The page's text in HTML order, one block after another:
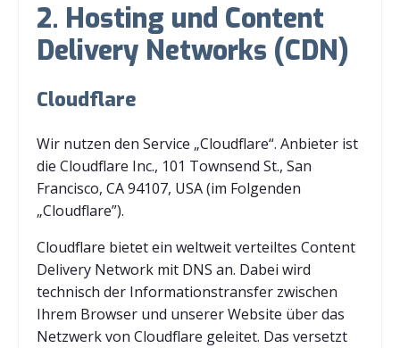
2. Hosting und Content
Delivery Networks (CDN)
Cloudflare
Wir nutzen den Service „Cloudflare“. Anbieter ist
die Cloudflare Inc., 101 Townsend St., San
Francisco, CA 94107, USA (im Folgenden
„Cloudflare”).
Cloudflare bietet ein weltweit verteiltes Content
Delivery Network mit DNS an. Dabei wird
technisch der Informationstransfer zwischen
Ihrem Browser und unserer Website über das
Netzwerk von Cloudflare geleitet. Das versetzt